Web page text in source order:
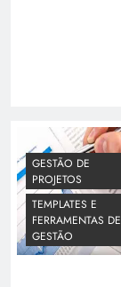
GESTÃO DE
PROJETOS
TEMPLATES E
FERRAMENTAS DE
GESTÃO